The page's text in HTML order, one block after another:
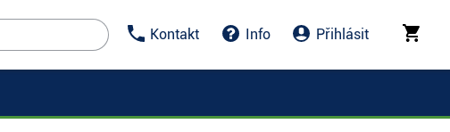
Kontakt Info Přihlásit